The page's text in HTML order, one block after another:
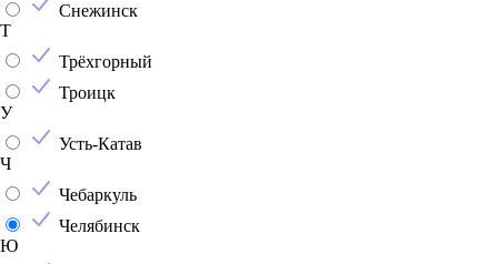
Снежинск
Т
Трёхгорный
Троицк
У
Усть-Катав
Ч
Чебаркуль
Челябинск
Ю